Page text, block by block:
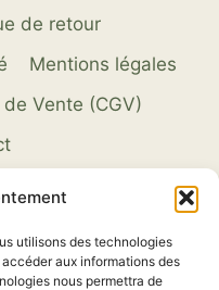
utilisons des technologies
aux informations des
nous permettra de
de retour
Mentions légales
Vente (CGV)